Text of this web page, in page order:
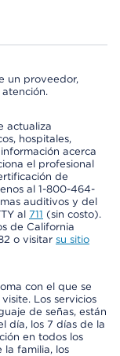
un proveedor,
actualiza
hospitales,
acerca
el profesional
de
al 1-800-464-
auditivos y del
al 711 (sin costo).
de California
o visitar su sitio
con el que se
Los servicios
de señas, están
día, los 7 días de la
en todos los
la familia, los